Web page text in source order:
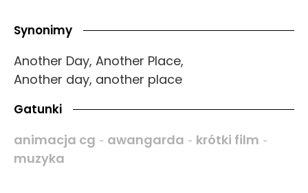
Synonimy
Another Day, Another Place,
Another day, another place
Gatunki
animacja cg - awangarda - krótki film -
muzyka